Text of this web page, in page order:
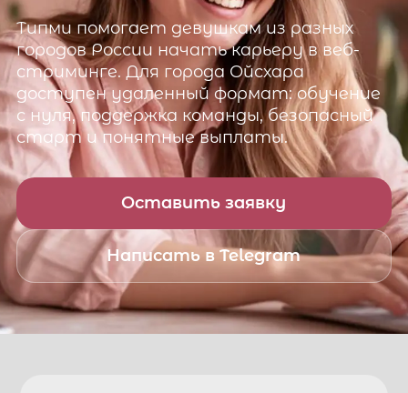
Типмипомогает девушкам из разных
городов России начать карьеру в веб-
стриминге. Для города Ойсхара
доступен удаленный формат: обучение
с нуля, поддержка команды, безопасный
старт и понятные выплаты.
Оставить заявку
Написать в Telegram